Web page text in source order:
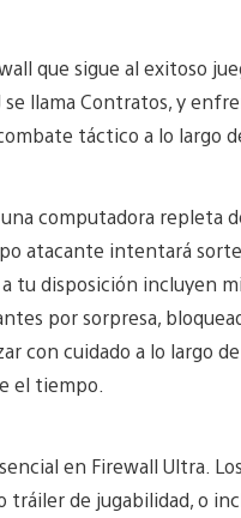
que sigue al exitoso
llama Contratos, y
táctico a lo largo
computadora repleta
atacante intentará
tu disposición incluyen
por sorpresa,
con cuidado a lo largo
el tiempo.
en Firewall Ultra.
de jugabilidad, o